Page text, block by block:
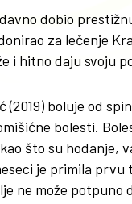
dobio
za lečenje
i hitno daju svoju
(2019) boluje od
bolesti.
što su hodanje,
je primila
ne može potpuno